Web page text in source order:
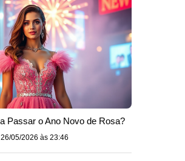
Passar o Ano Novo de Rosa?
26/05/2026 às 23:46